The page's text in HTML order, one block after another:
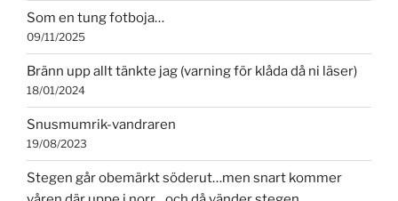
Som en tung fotboja…
09/11/2025
Bränn upp allt tänkte jag (varning för klåda då ni läser)
18/01/2024
Snusmumrik-vandraren
19/08/2023
Stegen går obemärkt söderut…men snart kommer